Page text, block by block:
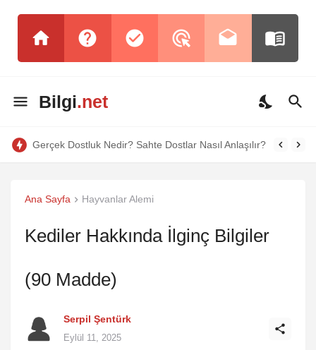
Bilgi.net
Tırnak Yeme Hastalığı Nedir? Neden Olur? Zararları Nelerdir? Nasıl Bırakılır?
Ana Sayfa Hayvanlar Alemi
Kediler Hakkında İlginç Bilgiler
(90 Madde)
Serpil Şentürk
Eylül 11, 2025